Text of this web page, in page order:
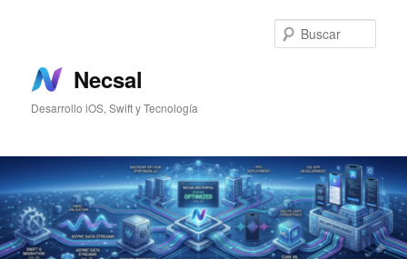
principal
secundario
Necsal
Desarrollo iOS, Swift y Tecnología